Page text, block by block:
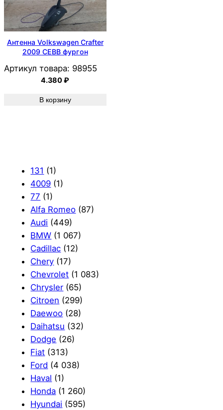
Антенна Volkswagen Crafter
2009 CEBB фургон
Артикул товара: 98955
4.380₽
В корзину
131 (1)
4009 (1)
77 (1)
Alfa Romeo (87)
Audi (449)
BMW (1 067)
Cadillac (12)
Chery (17)
Chevrolet (1 083)
Chrysler (65)
Citroen (299)
Daewoo (28)
Daihatsu (32)
Dodge (26)
Fiat (313)
Ford (4 038)
Haval (1)
Honda (1 260)
Hyundai (595)